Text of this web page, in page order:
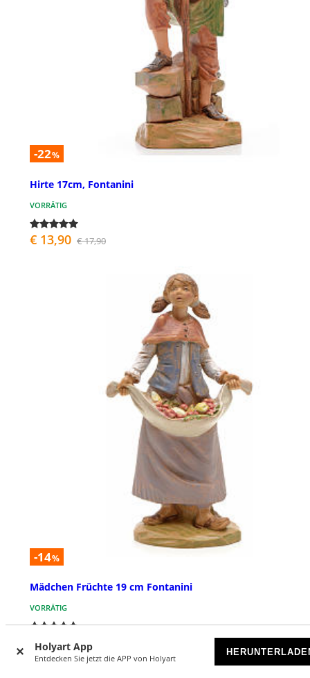
Holyart App
Entdecken Sie jetzt die APP von Holyart
-22%
Hirte 17cm, Fontanini
VORRÄTIG
€ 13,90 € 17,90
-14%
Mädchen Früchte 19 cm Fontanini
VORRÄTIG
€ 15,90 € 18,39